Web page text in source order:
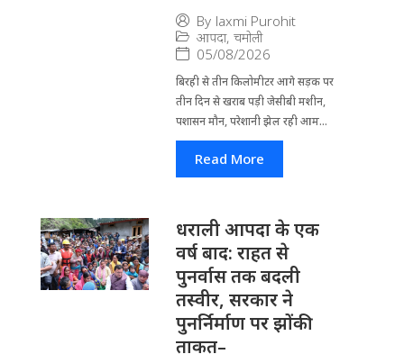
By laxmi Purohit
आपदा, चमोली
05/08/2026
बिरही से तीन किलोमीटर आगे सड़क पर
तीन दिन से खराब पड़ी जेसीबी मशीन,
पशासन मौन, परेशानी झेल रही आम...
Read More
धराली आपदा के एक
वर्ष बाद: राहत से
पुनर्वास तक बदली
तस्वीर, सरकार ने
पुनर्निर्माण पर झोंकी
ताकत–